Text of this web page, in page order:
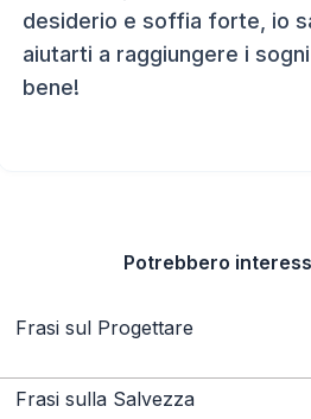
desiderio e soffia forte, io
aiutarti a raggiungere i
bene!
Potrebbero
Frasi sul Progettare
Frasi sulla Salvezza